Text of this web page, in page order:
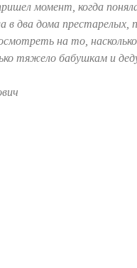
момент, когда
в два дома престарелых,
на то,
тяжело бабушкам и